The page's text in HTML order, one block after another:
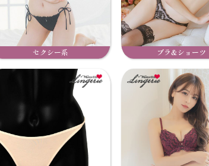
セクシー系 ブラ&ショーツ